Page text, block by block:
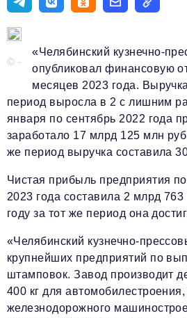
ИННОПРОМ
Топ-100 влиятельных людей
Авторские материалы
Видео
ТОП-100 влиятельных людей —
Телефон редакции:+7 495 727-01-
Информационный отдел
info@business-magazine.online
Отдел рекламы
reklama@business-magazine.online
Отдел распространения/
podpiska@business-magazine.online
Отдел по работе с партнерами
partner@business-magazine.online
© -
«Челябинский кузнечно-
опубликовал финансовую
месяцев 2023 года.
период выросла в 2 с лишним
января по сентябрь 2022 года
заработало 17 млрд 125 млн
же период выручка составила
Чистая прибыль предприятия
2023 года составила 2 млрд
году за тот же период она
«Челябинский кузнечно-
крупнейших предприятий по
штамповок. Завод производит
400 кг для
железнодорожного